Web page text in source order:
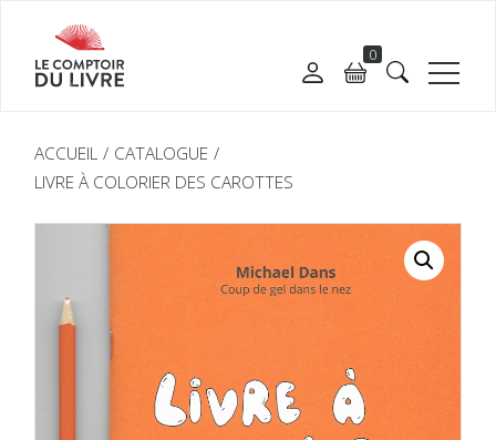
0
ACCUEIL
CATALOGUE
LIVRE À COLORIER DES CAROTTES